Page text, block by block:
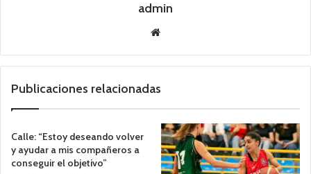
admin
we
Publicaciones relacionadas
Calle: “Estoy deseando volver
y ayudar a mis compañeros a
conseguir el objetivo”